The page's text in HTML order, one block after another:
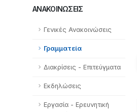
ΑΝΑΚΟΙΝΏΣΕΙΣ
Γενικές Ανακοινώσεις
Γραμματεία
Διακρίσεις - Επιτεύγματα
Εκδηλώσεις
Εργασία - Ερευνητική